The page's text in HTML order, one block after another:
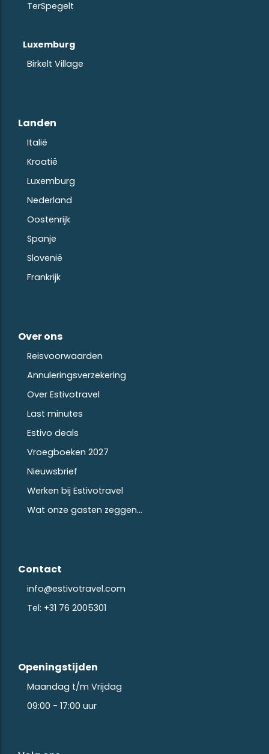
TerSpegelt
Luxemburg
Birkelt Village
Landen
Italië
Kroatië
Luxemburg
Nederland
Oostenrijk
Spanje
Slovenië
Frankrijk
Over ons
Reisvoorwaarden
Annuleringsverzekering
Over Estivotravel
Last minutes
Estivo deals
Vroegboeken 2027
Nieuwsbrief
Werken bij Estivotravel
Wat onze gasten zeggen...
Contact
info@estivotravel.com
Tel: +31 76 2005301
Openingstijden
Maandag t/m Vrijdag
09:00 - 17:00 uur